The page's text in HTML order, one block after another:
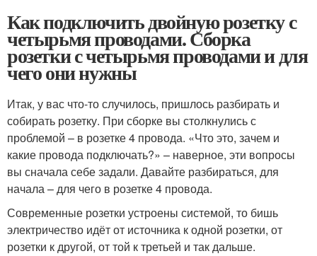
Как подключить двойную розетку с
четырьмя проводами. Сборка
розетки с четырьмя проводами и для
чего они нужны
Итак, у вас что-то случилось, пришлось разбирать и
собирать розетку. При сборке вы столкнулись с
проблемой – в розетке 4 провода. «Что это, зачем и
какие провода подключать?» – наверное, эти вопросы
вы сначала себе задали. Давайте разбираться, для
начала – для чего в розетке 4 провода.
Современные розетки устроены системой, то бишь
электричество идёт от источника к одной розетки, от
розетки к другой, от той к третьей и так дальше.